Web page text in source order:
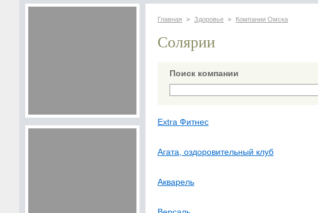
Главная > Здоровье > Компании Омска
Солярии
Поиск компании
Extra Фитнес
Агата, оздоровительный клуб
Акварель